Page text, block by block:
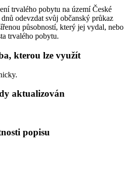
trvalého pobytu na území České
odevzdat svůj občanský průkaz
působností, který jej vydal, nebo
trvalého pobytu.
kterou lze využít
aktualizován
popisu